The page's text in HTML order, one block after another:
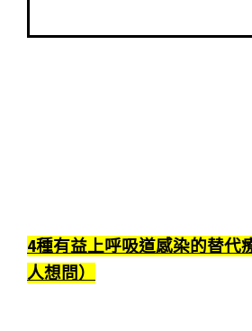
4種有益上呼吸道感染的替代
人想問）